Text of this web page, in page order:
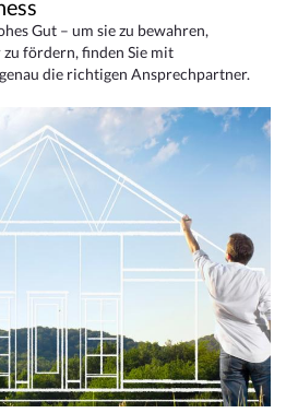
Gut – um sie zu bewahren,
fördern, finden Sie mit
die richtigen Ansprechpartner.